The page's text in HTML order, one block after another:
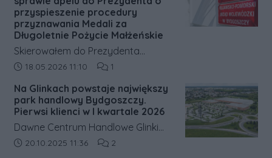
przyspieszenie procedury
przyznawania Medali za
Długoletnie Pożycie Małżeńskie
Skierowałem do Prezydenta
Rzeczypospolitej Polskiej pismo
czasu oczekiwania na rozpatrzenie
wniosków o nadanie Medali za
Długoletnie Pożycie Małżeńskie.
Data dodania artykułu:
18.05.2026 11:10 Liczba komentarzy artykułu:
1
Na Glinkach powstaje największy
park handlowy Bydgoszczy.
Pierwsi klienci w I kwartale 2026
Dawne Centrum Handlowe Glinki
przechodzi gruntowną przebudowę
Data dodania artykułu:
20.10.2025 11:36 Liczba komentarzy artykułu:
2